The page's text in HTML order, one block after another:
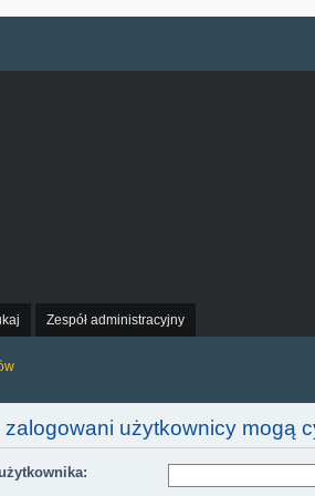
Zespół administracyjny
zalogowani użytkownicy mogą